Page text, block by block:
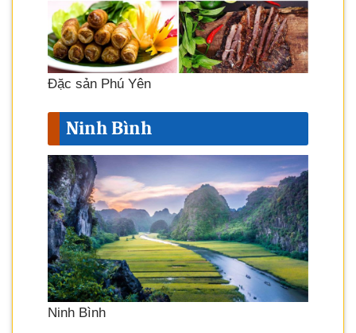
Đặc sản Phú Yên
Ninh Bình
Ninh Bình